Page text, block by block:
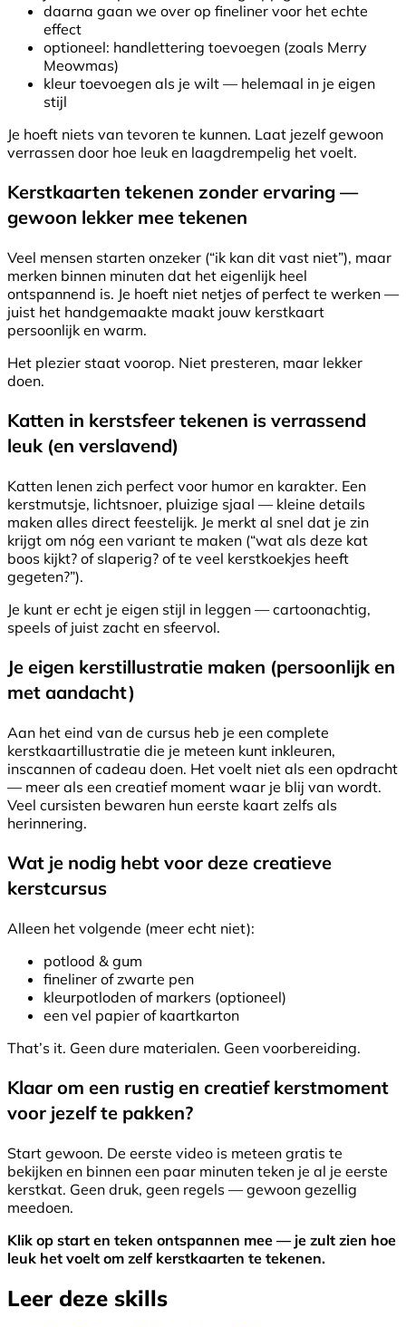
daarna gaan we over op fineliner voor het echte
effect
optioneel: handlettering toevoegen (zoals Merry
Meowmas)
kleur toevoegen als je wilt — helemaal in je eigen
stijl
Je hoeft niets van tevoren te kunnen. Laat jezelf gewoon
verrassen door hoe leuk en laagdrempelig het voelt.
Kerstkaarten tekenen zonder ervaring —
gewoon lekker mee tekenen
Veel mensen starten onzeker (“ik kan dit vast niet”), maar
merken binnen minuten dat het eigenlijk heel
ontspannend is. Je hoeft niet netjes of perfect te werken —
juist het handgemaakte maakt jouw kerstkaart
persoonlijk en warm.
Het plezier staat voorop. Niet presteren, maar lekker
doen.
Katten in kerstsfeer tekenen is verrassend
leuk (en verslavend)
Katten lenen zich perfect voor humor en karakter. Een
kerstmutsje, lichtsnoer, pluizige sjaal — kleine details
maken alles direct feestelijk. Je merkt al snel dat je zin
krijgt om nóg een variant te maken (“wat als deze kat
boos kijkt? of slaperig? of te veel kerstkoekjes heeft
gegeten?”).
Je kunt er echt je eigen stijl in leggen — cartoonachtig,
speels of juist zacht en sfeervol.
Je eigen kerstillustratie maken (persoonlijk en
met aandacht)
Aan het eind van de cursus heb je een complete
kerstkaartillustratie die je meteen kunt inkleuren,
inscannen of cadeau doen. Het voelt niet als een opdracht
— meer als een creatief moment waar je blij van wordt.
Veel cursisten bewaren hun eerste kaart zelfs als
herinnering.
Wat je nodig hebt voor deze creatieve
kerstcursus
Alleen het volgende (meer echt niet):
potlood & gum
fineliner of zwarte pen
kleurpotloden of markers (optioneel)
een vel papier of kaartkarton
That’s it. Geen dure materialen. Geen voorbereiding.
Klaar om een rustig en creatief kerstmoment
voor jezelf te pakken?
Start gewoon. De eerste video is meteen gratis te
bekijken en binnen een paar minuten teken je al je eerste
kerstkat. Geen druk, geen regels — gewoon gezellig
meedoen.
Klik op start en teken ontspannen mee — je zult zien hoe
leuk het voelt om zelf kerstkaarten te tekenen.
Leer deze skills